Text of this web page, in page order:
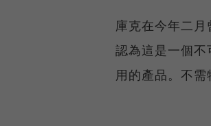
庫克在今年二月
認為這是一個
用的產品。不